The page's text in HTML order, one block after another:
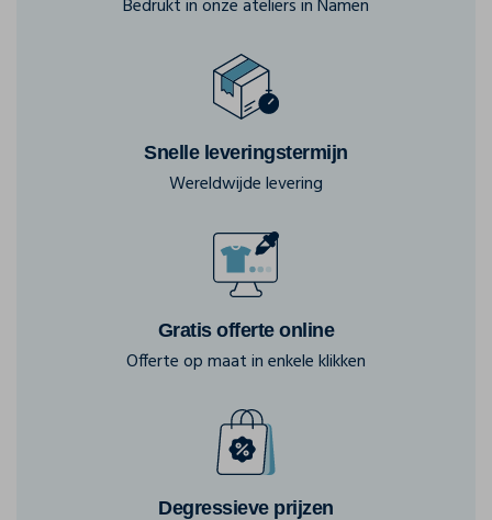
Bedrukt in onze ateliers in Namen
Snelle leveringstermijn
Wereldwijde levering
Gratis offerte online
Offerte op maat in enkele klikken
Degressieve prijzen